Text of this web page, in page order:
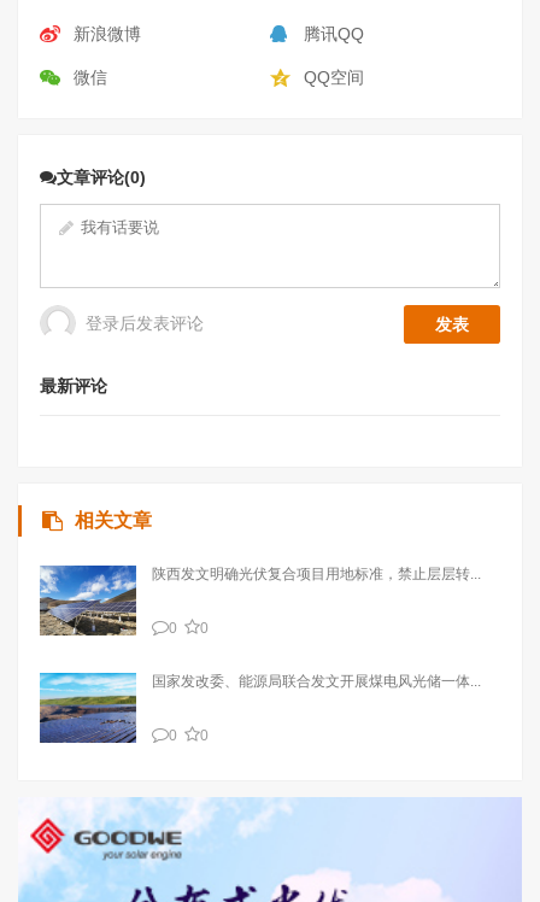
新浪微博 腾讯QQ
微信 QQ空间
文章评论(0)
登录后发表评论
最新评论
相关文章
陕西发文明确光伏复合项目用地标准，禁止层层转...
0 0
国家发改委、能源局联合发文开展煤电风光储一体...
0 0